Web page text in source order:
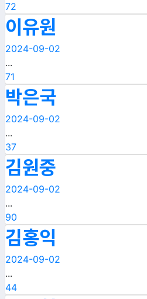
72
이유원
2024-09-02
...
71
박은국
2024-09-02
...
37
김원중
2024-09-02
...
90
김홍익
2024-09-02
...
44